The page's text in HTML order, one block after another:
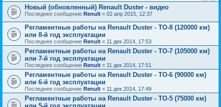
Новый (обновленный) Renault Duster - видео
Последнее сообщение Renult « 02 апр 2015, 12:37
Регламентные работы на Renault Duster - ТО-8 (120000 км)
или 8-й год эксплуатации
Последнее сообщение Renult « 11 дек 2014, 17:53
Регламентные работы на Renault Duster - ТО-7 (105000 км)
или 7-й год эксплуатации
Последнее сообщение Renult « 11 дек 2014, 17:51
Регламентные работы на Renault Duster - ТО-6 (90000 км)
или 6-й год эксплуатации
Последнее сообщение Renult « 11 дек 2014, 17:49
Регламентные работы на Renault Duster - ТО-5 (75000 км)